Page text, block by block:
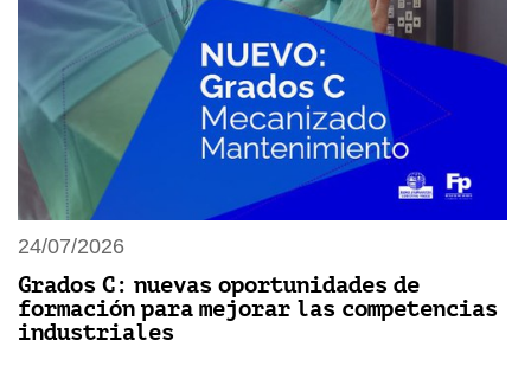
24/07/2026
Grados C: nuevas oportunidades de
formación para mejorar las competencias
industriales